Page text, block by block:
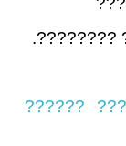
???????
????